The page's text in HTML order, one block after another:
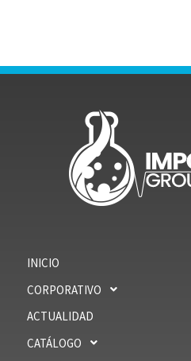
INICIO
CORPORATIVO
ACTUALIDAD
CATÁLOGO